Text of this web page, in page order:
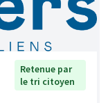
Retenue par
le tri citoyen